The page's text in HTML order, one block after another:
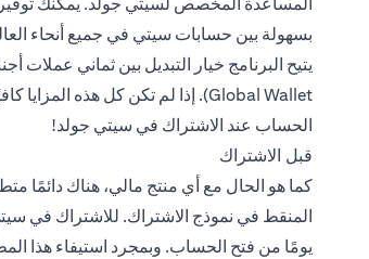
بسهولة بين حسابات سيتي في جميع أنحاء
الحساب عند الاشتراك في سيتي جولد!
قبل الاشتراك
كما هو الحال مع أي منتج مالي، هناك دائمًا